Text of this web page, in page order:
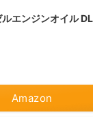
ルエンジンオイル
Amazon